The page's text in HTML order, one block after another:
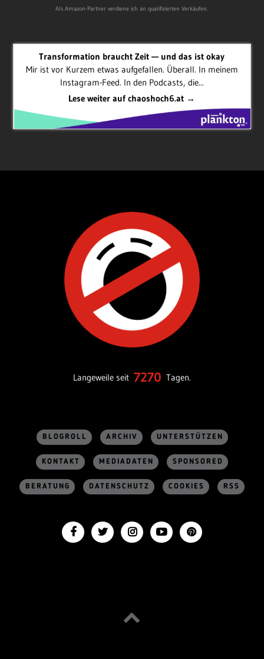
Als Amazon-Partner verdiene ich an qualifizierten Verkäufen.
Transformation braucht Zeit — und das ist okay
Mir ist vor Kurzem etwas aufgefallen. Überall. In meinem
Instagram-Feed. In den Podcasts, die...
Lese weiter auf chaoshoch6.at →
Langeweile seit 7270 Tagen.
BLOGROLL ARCHIV UNTERSTÜTZEN
KONTAKT MEDIADATEN SPONSORED
BERATUNG DATENSCHUTZ COOKIES RSS